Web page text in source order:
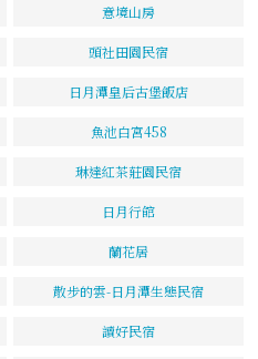
意境山房
頭社田園民宿
日月潭皇后古堡飯店
魚池白宮458
琳達紅茶莊園民宿
日月行館
蘭花居
散步的雲-日月潭生態民宿
讀好民宿